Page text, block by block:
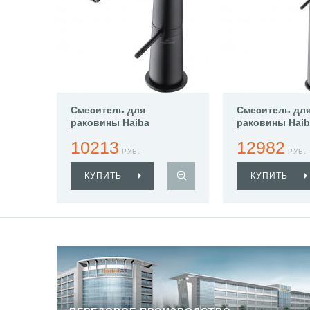
Смеситель для
раковины Haiba
10213 РУБ.
КУПИТЬ
Смеситель
раковины
12982 РУБ.
КУПИТЬ